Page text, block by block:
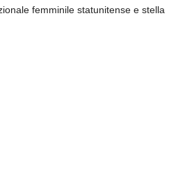
femminile statunitense e stella